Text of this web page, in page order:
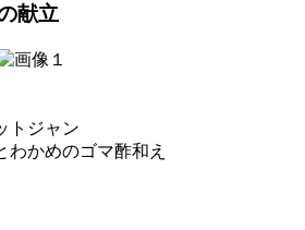
献立
トジャン
わかめのゴマ酢和え